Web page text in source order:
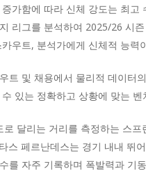
가함에 따라 신체 강도는 최
리그를 분석하여 2025/26 시
우트, 분석가에게 신체적 능
트 및 채용에서 물리적 데이터
있는 정확하고 상황에 맞는 벤
달리는 거리를 측정하는 스
스 페르난데스는 경기 내내 뛰
를 자주 기록하며 폭발력과 기